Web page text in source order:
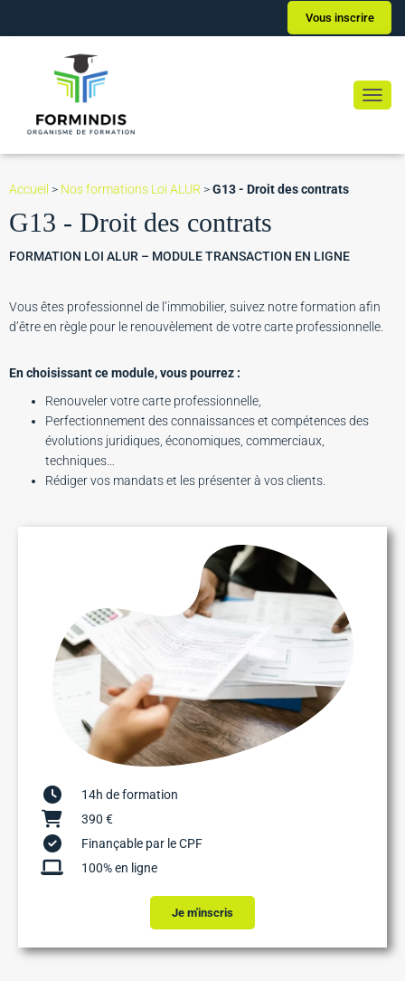
Vous inscrire
Accueil > Nos formations Loi ALUR >G13 - Droit des contrats
G13 - Droit des contrats
FORMATION LOI ALUR – MODULE TRANSACTION EN LIGNE
Vous êtes professionnel de l’immobilier, suivez notre formation afin
d’être en règle pour le renouvèlement de votre carte professionnelle.
En choisissant ce module, vous pourrez :
Renouveler votre carte professionnelle,
Perfectionnement des connaissances et compétences des
évolutions juridiques, économiques, commerciaux,
techniques…
Rédiger vos mandats et les présenter à vos clients.
14h de formation
390 €
Finançable par le CPF
100% en ligne
Je m'inscris